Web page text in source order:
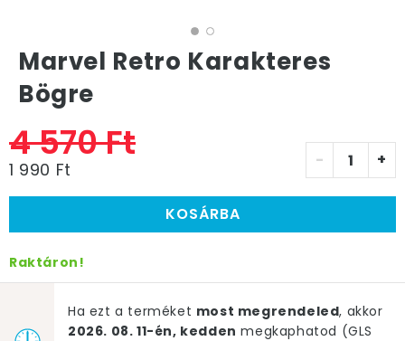
Marvel Retro Karakteres
Bögre
4 570 Ft
1 990 Ft - +
KOSÁRBA
Raktáron!
Ha ezt a terméket most megrendeled, akkor
2026. 08. 11-én, kedden megkaphatod (GLS